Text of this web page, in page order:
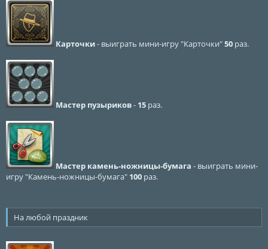
Карточки- выиграть мини-игру "Карточки"50 раз.
Мастер пузыриков- 15 раз.
Мастер камень-ножницы-бумага - выиграть мини-
игру "Камень-ножницы-бумага" 100 раз.
На любой праздник